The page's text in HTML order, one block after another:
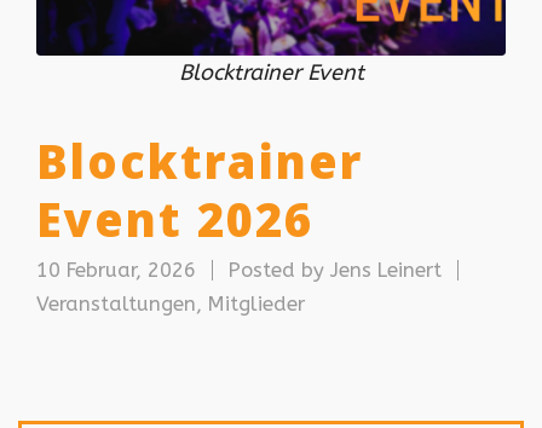
Blocktrainer Event
Blocktrainer
Event 2026
10 Februar, 2026 Posted by Jens Leinert
Veranstaltungen, Mitglieder